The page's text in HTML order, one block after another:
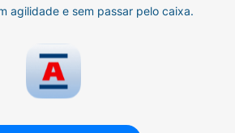
agilidade e sem passar pelo caixa.